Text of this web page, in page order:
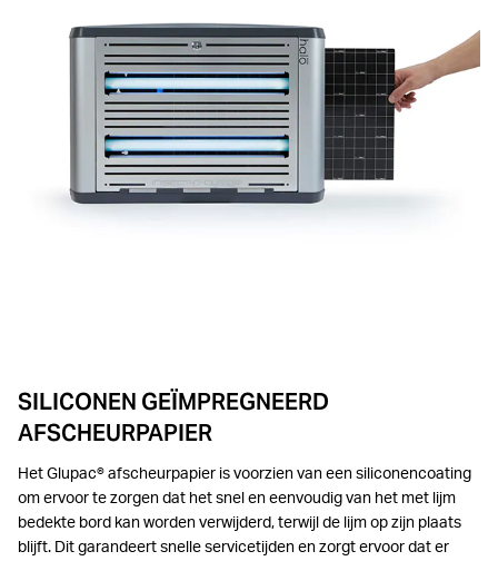
SILICONEN GEÏMPREGNEERD
AFSCHEURPAPIER
Het Glupac® afscheurpapier is voorzien van een siliconencoating
om ervoor te zorgen dat het snel en eenvoudig van het met lijm
bedekte bord kan worden verwijderd, terwijl de lijm op zijn plaats
blijft. Dit garandeert snelle servicetijden en zorgt ervoor dat er